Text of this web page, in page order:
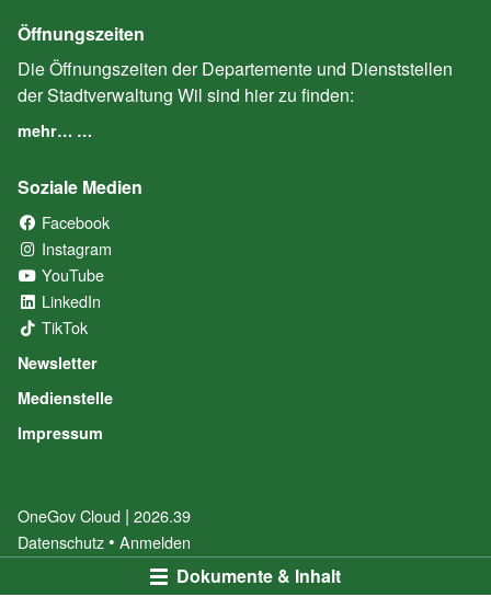
Dokumente & Inhalt
Öffnungszeiten
Die Öffnungszeiten der Departemente und Dienststellen
der Stadtverwaltung Wil sind hier zu finden:
mehr… …
Soziale Medien
Facebook
Instagram
YouTube
LinkedIn
TikTok
Newsletter
Medienstelle
Impressum
OneGov Cloud (External Link)
| 2026.39
Datenschutz (External Link)
Anmelden